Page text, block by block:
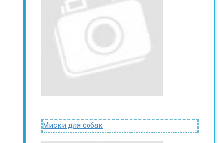
Миски для собак